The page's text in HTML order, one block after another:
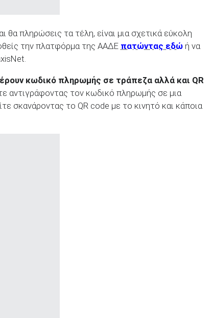
θα πληρώσεις τα τέλη, είναι μια σχετικά εύκολη
την πλατφόρμα της ΑΑΔΕ πατώντας εδώ ή να
κωδικό πληρωμής σε τράπεζα αλλά και QR
αντιγράφοντας τον κωδικό πληρωμής σε μια
σκανάροντας το QR code με το κινητό και κάποια